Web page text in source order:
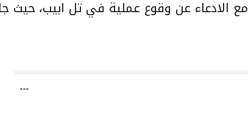
مع الادعاء عن وقوع عملية في تل ابيب، حيث